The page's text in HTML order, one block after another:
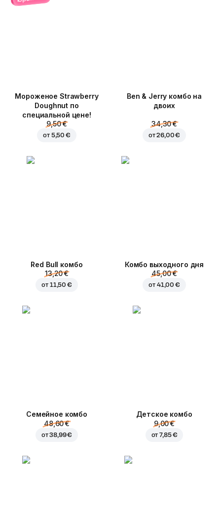
Мороженое Strawberry
Doughnut по
специальной цене!
9,50 €
от 5,50 €
Ben & Jerry комбо на
двоих
34,30 €
от26,00 €
Red Bull комбо
13,20 €
от 11,50 €
Комбо выходного дня
45,00 €
от 41,00 €
Семейное комбо
48,60 €
от38,99 €
Детское комбо
9,00 €
от7,85 €